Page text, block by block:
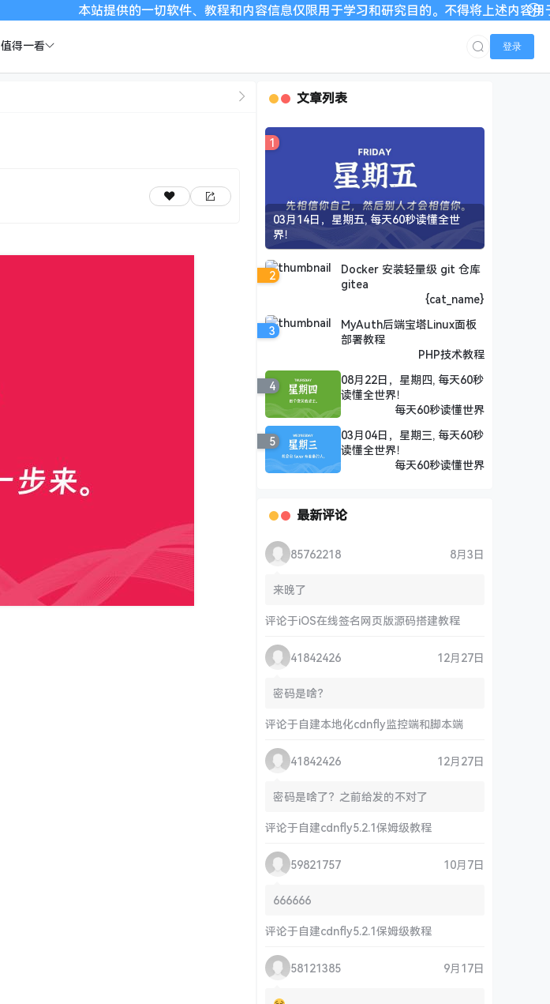
本站提供的一切软件、教程和内容信息仅限用于学习和研究目的。不得将上述内容用于商业或
值得一看 登录
文章列表
1
03月14日，星期五, 每天60秒读懂全世
界！
2
Docker 安装轻量级 git 仓库
gitea
{cat_name}
3
MyAuth后端宝塔Linux面板
部署教程
PHP技术教程
4
08月22日，星期四, 每天60秒
读懂全世界！
每天60秒读懂世界
5
03月04日，星期三, 每天60秒
读懂全世界！
每天60秒读懂世界
最新评论
85762218 8月3日
来晚了
评论于iOS在线签名网页版源码搭建教程
41842426 12月27日
密码是啥？
评论于自建本地化cdnfly监控端和脚本端
41842426 12月27日
密码是啥了？之前给发的不对了
评论于自建cdnfly5.2.1保姆级教程
59821757 10月7日
666666
评论于自建cdnfly5.2.1保姆级教程
58121385 9月17日